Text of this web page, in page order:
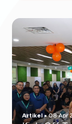
Artikel 08 Apr